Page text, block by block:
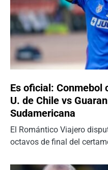
Es oficial: Conmebol
U. de Chile vs
Sudamericana
El Romántico Viajero
octavos de final del